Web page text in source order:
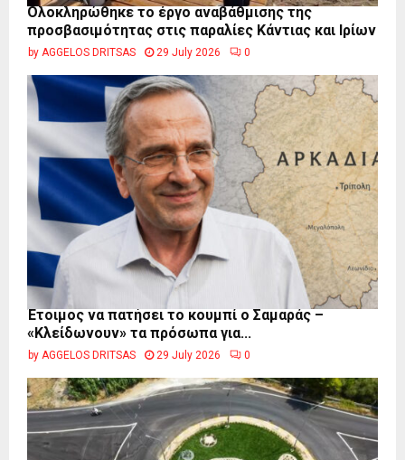
Ολοκληρώθηκε το έργο αναβάθμισης της
προσβασιμότητας στις παραλίες Κάντιας και Ιρίων
by AGGELOS DRITSAS 29 July 2026 0
Έτοιμος να πατήσει το κουμπί ο Σαμαράς –
«Κλείδωνουν» τα πρόσωπα για...
by AGGELOS DRITSAS 29 July 2026 0